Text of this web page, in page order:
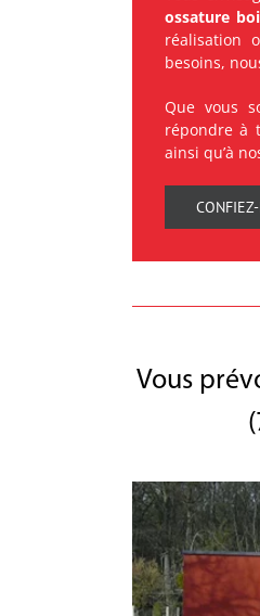
ossature
réalisation
besoins,
Que vous
répondre à
ainsi qu’à
Vous